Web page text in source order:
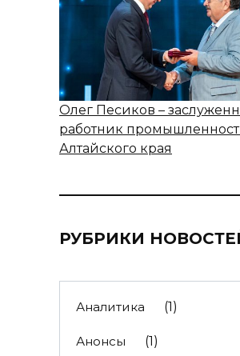
Олег Песиков –
работник
Алтайского края
РУБРИКИ
Аналитика (1)
Анонсы (1)